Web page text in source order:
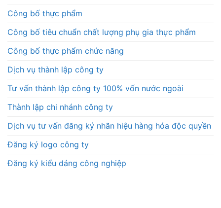
Công bố thực phẩm
Công bố tiêu chuẩn chất lượng phụ gia thực phẩm
Công bố thực phẩm chức năng
Dịch vụ thành lập công ty
Tư vấn thành lập công ty 100% vốn nước ngoài
Thành lập chi nhánh công ty
Dịch vụ tư vấn đăng ký nhãn hiệu hàng hóa độc quyền
Đăng ký logo công ty
Đăng ký kiểu dáng công nghiệp